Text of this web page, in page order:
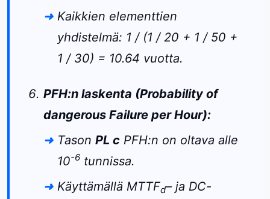
Kaikkien elementtien
yhdistelmä: 1 / (1 / 20 + 1 / 50 +
1 / 30) = 10.64 vuotta.
PFH:n laskenta (Probability of
dangerous Failure per Hour):
TasonPL c PFH:n on oltava alle
10-6 tunnissa.
Käyttämällä MTTFd– ja DC-